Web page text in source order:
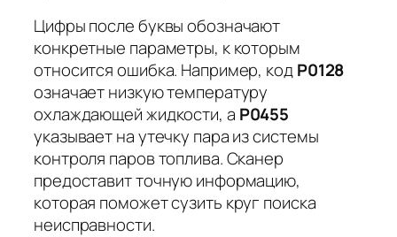
Цифры после буквы обозначают
конкретные параметры, к которым
относится ошибка. Например, кодP0128
означает низкую температуру
охлаждающей жидкости, а P0455
указывает на утечку пара из системы
контроля паров топлива. Сканер
предоставит точную информацию,
которая поможет сузить круг поиска
неисправности.